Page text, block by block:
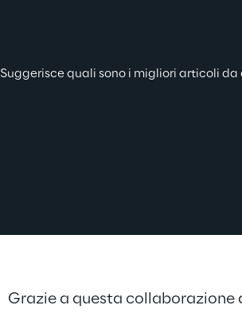
Suggerisce quali sono i migliori articoli
Grazie a questa